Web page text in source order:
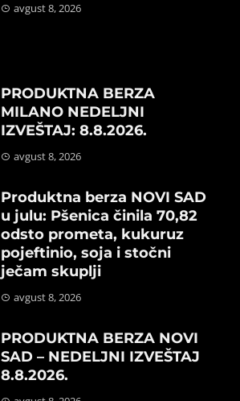
avgust 8, 2026
PRODUKTNA BERZA
MILANO NEDELJNI
IZVEŠTAJ: 8.8.2026.
avgust 8, 2026
Produktna berza NOVI SAD
u julu: Pšenica činila 70,82
odsto prometa, kukuruz
pojeftinio, soja i stočni
ječam skuplji
avgust 8, 2026
PRODUKTNA BERZA NOVI
SAD – NEDELJNI IZVEŠTAJ
8.8.2026.